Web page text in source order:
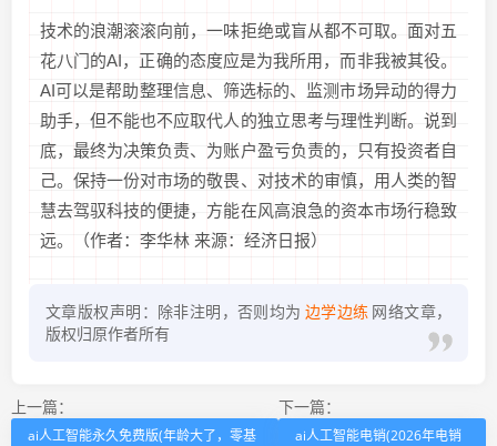
技术的浪潮滚滚向前，一味拒绝或盲从都不可取。面对五
花八门的AI，正确的态度应是为我所用，而非我被其役。
AI可以是帮助整理信息、筛选标的、监测市场异动的得力
助手，但不能也不应取代人的独立思考与理性判断。说到
底，最终为决策负责、为账户盈亏负责的，只有投资者自
己。保持一份对市场的敬畏、对技术的审慎，用人类的智
慧去驾驭科技的便捷，方能在风高浪急的资本市场行稳致
远。（作者：李华林 来源：经济日报）
文章版权声明：除非注明，否则均为 边学边练 网络文章，
版权归原作者所有
上一篇：
ai人工智能永久免费版(年龄大了，零基
下一篇：
ai人工智能电销(2026年电销